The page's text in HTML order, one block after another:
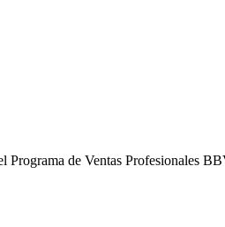
de Ventas Profesionales